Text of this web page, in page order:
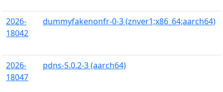
2026-
18042
dummyfakenonfr-0-3 (znver1;x86_64;aarch64)
2026-
18047
pdns-5.0.2-3 (aarch64)